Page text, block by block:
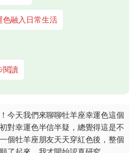
融入日常生活
閱讀
今天我們來聊聊牡羊座幸運色這個
對幸運色半信半疑，總覺得這是不
個牡羊座朋友天天穿紅色後，整個